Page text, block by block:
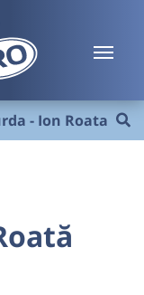
- Ion Roata